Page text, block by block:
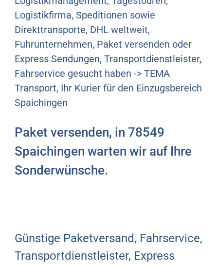
Logistikfirma, Speditionen sowie
Direkttransporte, DHL weltweit,
Fuhrunternehmen, Paket versenden oder
Express Sendungen, Transportdienstleister,
Fahrservice gesucht haben -> TEMA
Transport, Ihr Kurier für den Einzugsbereich
Spaichingen
Paket versenden, in 78549
Spaichingen warten wir auf Ihre
Sonderwünsche.
Günstige Paketversand, Fahrservice,
Transportdienstleister, Express